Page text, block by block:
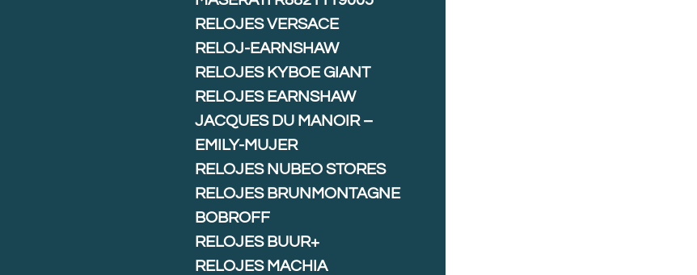
RELOJES VERSACE
RELOJ-EARNSHAW
RELOJES KYBOE GIANT
RELOJES EARNSHAW
JACQUES DU MANOIR –
EMILY-MUJER
RELOJES NUBEO STORES
RELOJES BRUNMONTAGNE
BOBROFF
RELOJES BUUR+
RELOJES MACHIA